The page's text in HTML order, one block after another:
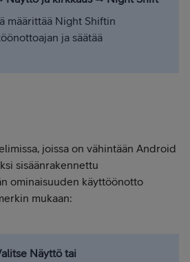
määrittää Night Shiftin
ja säätää
joissa on vähintään Android
sisäänrakennettu
ominaisuuden käyttöönotto
mukaan:
Näyttö tai